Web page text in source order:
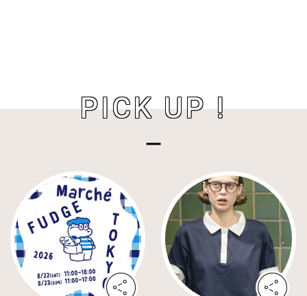
PICK UP !